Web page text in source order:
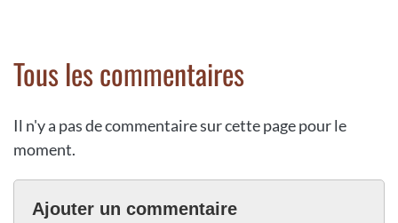
Tous les commentaires
Il n'y a pas de commentaire sur cette page pour le
moment.
Ajouter un commentaire